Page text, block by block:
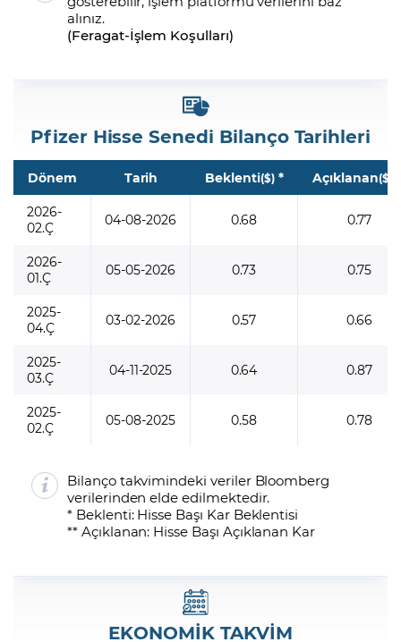
alınız.
(Feragat-İşlem Koşulları)
Pfizer Hisse Senedi Bilanço Tarihleri
Dönem Tarih Beklenti($)* Açıklanan($)
2026-
02.Ç
04-08-2026 0.68 0.77
2026-
01.Ç
05-05-2026 0.73 0.75
2025-
04.Ç
03-02-2026 0.57 0.66
2025-
03.Ç
04-11-2025 0.64 0.87
2025-
02.Ç
05-08-2025 0.58 0.78
Bilanço takvimindeki veriler Bloomberg
verilerinden elde edilmektedir.
* Beklenti: Hisse Başı Kar Beklentisi
** Açıklanan: Hisse Başı Açıklanan Kar
EKONOMİK TAKVİM